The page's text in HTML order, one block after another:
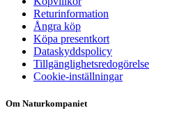
Returinformation
Ångra köp
Köpa presentkort
Dataskyddspolicy
Tillgänglighetsredogörelse
Cookie-inställningar
Om Naturkompaniet